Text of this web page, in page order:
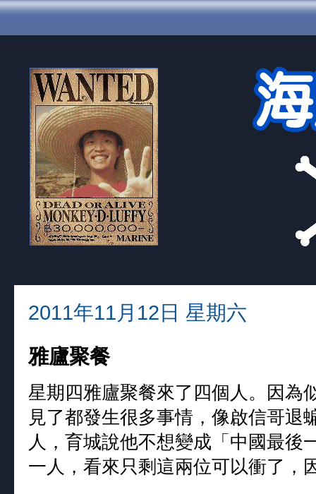
2011年11月12日 星期六
雅廬聚餐
星期四雅廬聚餐來了四個人。因為
見了都發生很多事情，像啟信哥退
人，育城說他不想變成「中國最後
一人，看來只剩這兩位可以衝了，